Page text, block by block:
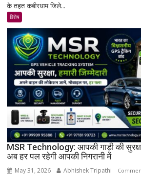
के तहत कबीरधाम जिले...
विशेष
MSR Technology: आपकी गाड़ी की सुरक्षा
अब हर पल रहेगी आपकी निगरानी में
May 31, 2026 Abhishek Tripathi